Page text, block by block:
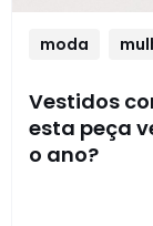
moda
Vestidos
esta peça
o ano?